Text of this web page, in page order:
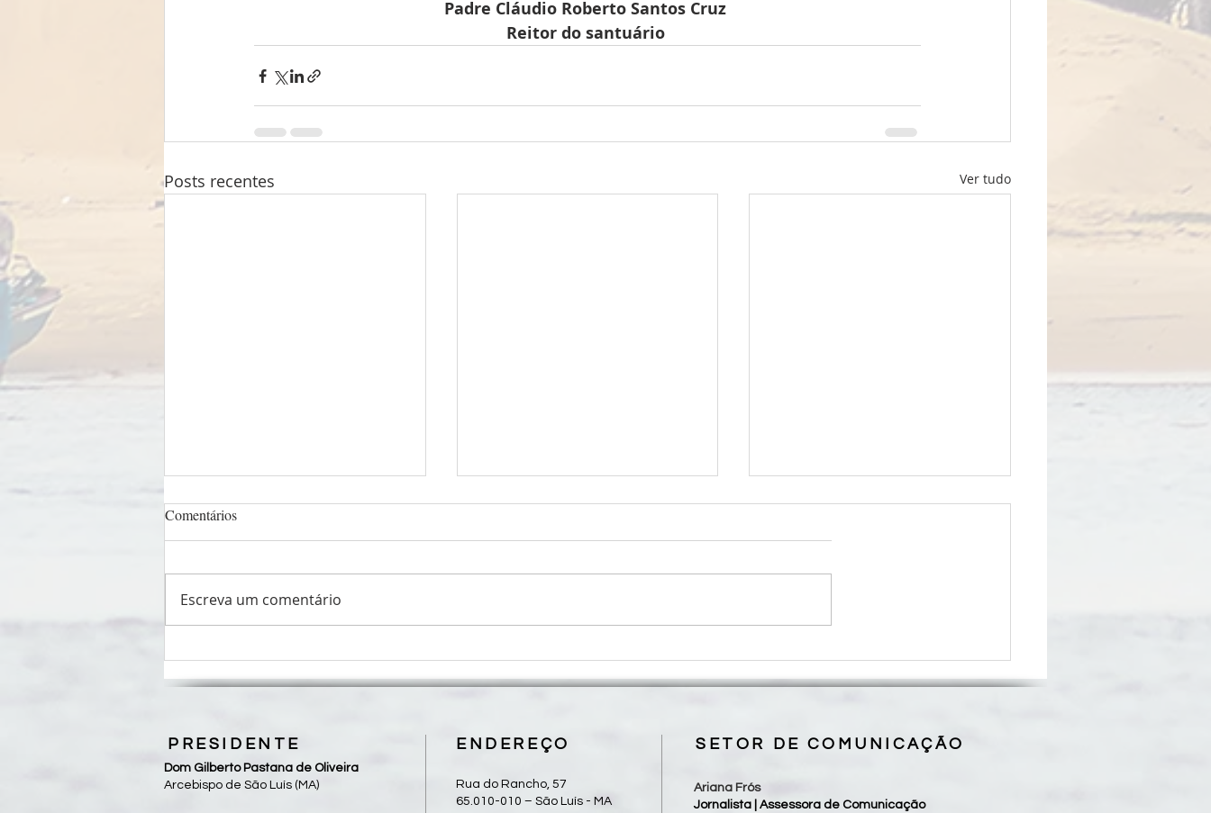
Padre Cláudio Roberto Santos Cruz
Reitor do santuário
Posts recentes Ver tudo
Fórum Nacional da CEPAST-
Palavra - 19º Domingo do
Peregrinação Diocesana de Frei
Comentários
Escreva um comentário
PRESIDENTE
Dom Gilberto Pastana de Oliveira
Arcebispo de São Luís (MA)
ENDEREÇO
Rua do Rancho, 57
65.010-010 – São Luís - MA
SETOR DE COMUNICAÇÃO
Ariana Frós
Jornalista | Assessora de Comunicação